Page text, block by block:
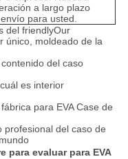
a largo plazo
para usted.
del friendlyOur
único, moldeado de la
del caso
es interior
para EVA Case de
profesional del caso de
para evaluar para EVA